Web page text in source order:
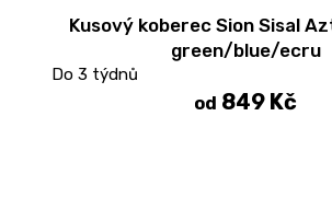
Kusový koberec Sion Sisal
green/blue/ecru
Do 3 týdnů
od 849 Kč